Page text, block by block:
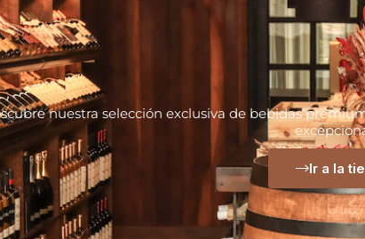
nuestra selección exclusiva de bebidas
Ir a la